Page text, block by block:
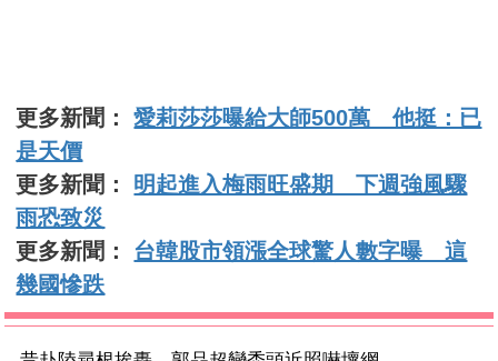
更多新聞：愛莉莎莎曝給大師500萬 他挺：已
是天價
更多新聞： 明起進入梅雨旺盛期 下週強風驟
雨恐致災
更多新聞： 台韓股市領漲全球驚人數字曝 這
幾國慘跌